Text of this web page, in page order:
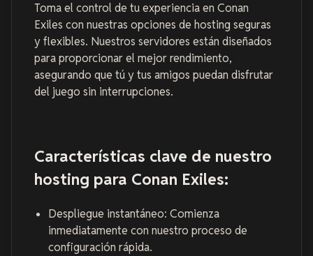
Toma el control de tu experiencia en Conan
Exiles con nuestras opciones de hosting seguras
y flexibles. Nuestros servidores están diseñados
para proporcionar el mejor rendimiento,
asegurando que tú y tus amigos puedan disfrutar
del juego sin interrupciones.
Características clave de nuestro
hosting para Conan Exiles:
Despliegue instantáneo: Comienza
inmediatamente con nuestro proceso de
configuración rápida.